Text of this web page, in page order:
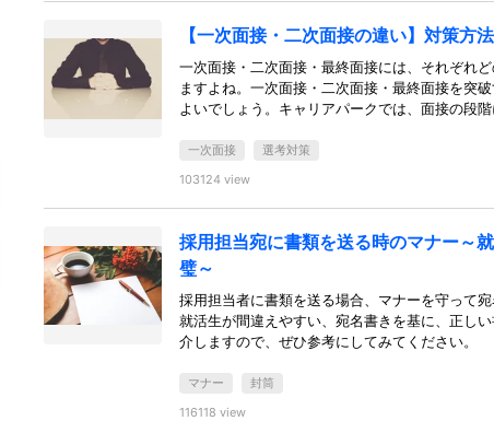
【一次面接・二次面接の違い】対策方
一次面接・二次面接・最終面接には、それぞれ
ますよね。一次面接・二次面接・最終面接を突
よいでしょう。キャリアパークでは、面接の段
一次面接
選考対策
103124 view
採用担当宛に書類を送る時のマナー～
璧～
採用担当者に書類を送る場合、マナーを守って
就活生が間違えやすい、宛名書きを基に、正し
介しますので、ぜひ参考にしてみてください。
マナー
封筒
116118 view